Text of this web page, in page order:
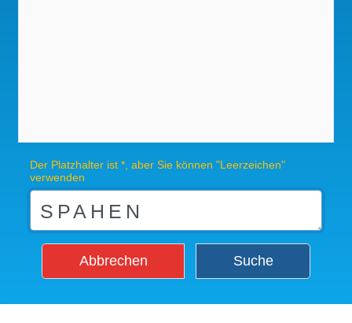
Der Platzhalter ist *, aber Sie können "Leerzeichen"
verwenden
Abbrechen Suche